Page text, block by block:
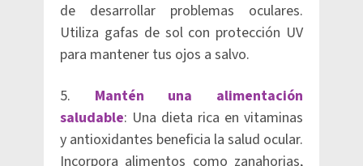
de desarrollar problemas oculares.
Utiliza gafas de sol con protección UV
para mantener tus ojos a salvo.
5. Mantén una alimentación
saludable: Una dieta rica en vitaminas
y antioxidantes beneficia la salud ocular.
Incorpora alimentos como zanahorias,